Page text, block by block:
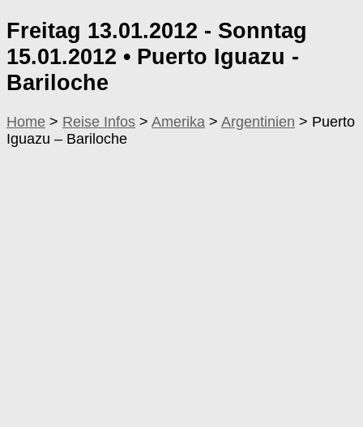
Freitag 13.01.2012 - Sonntag
15.01.2012 • Puerto Iguazu -
Bariloche
Home > Reise Infos > Amerika > Argentinien > Puerto
Iguazu – Bariloche